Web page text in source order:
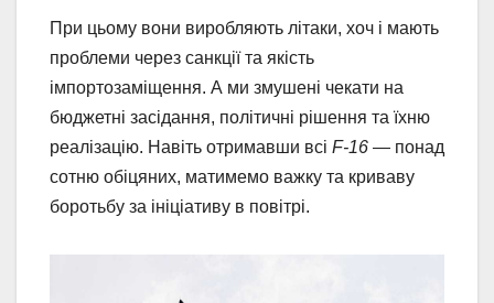
При цьому вони виробляють літаки, хоч і мають
проблеми через санкції та якість
імпортозаміщення. А ми змушені чекати на
бюджетні засідання, політичні рішення та їхню
реалізацію. Навіть отримавши всі F-16 — понад
сотню обіцяних, матимемо важку та криваву
боротьбу за ініціативу в повітрі.